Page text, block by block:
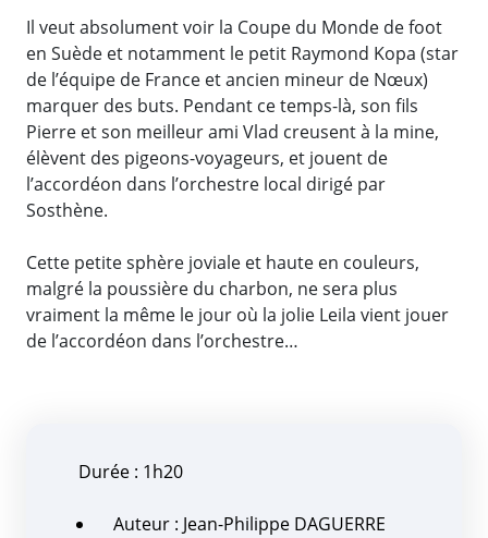
Il veut absolument voir la Coupe du Monde de foot
en Suède et notamment le petit Raymond Kopa (star
de l’équipe de France et ancien mineur de Nœux)
marquer des buts. Pendant ce temps-là, son fils
Pierre et son meilleur ami Vlad creusent à la mine,
élèvent des pigeons-voyageurs, et jouent de
l’accordéon dans l’orchestre local dirigé par
Sosthène.
Cette petite sphère joviale et haute en couleurs,
malgré la poussière du charbon, ne sera plus
vraiment la même le jour où la jolie Leila vient jouer
de l’accordéon dans l’orchestre…
Durée : 1h20
Auteur : Jean-Philippe DAGUERRE